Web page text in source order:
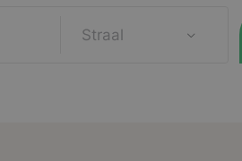
Straal